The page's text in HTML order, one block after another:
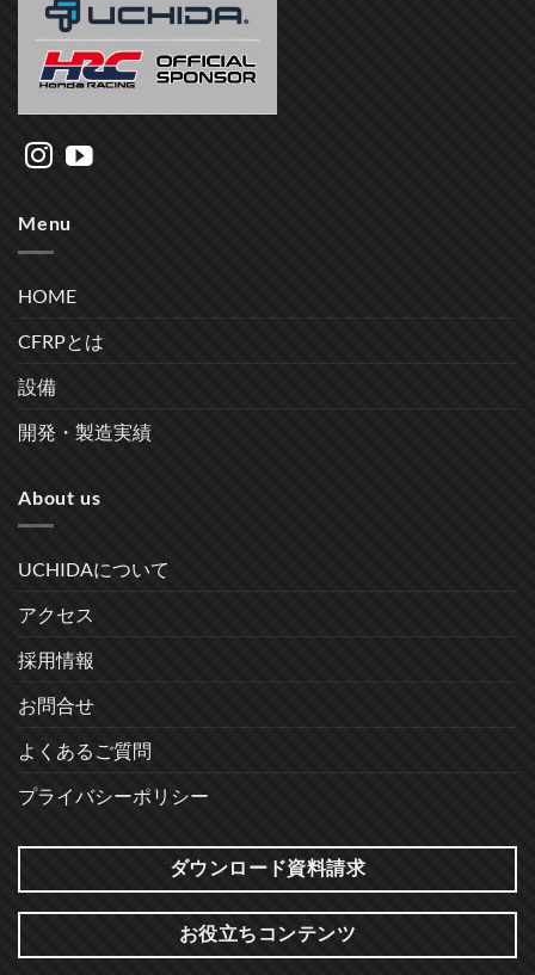
Menu
HOME
CFRPとは
設備
開発・製造実績
About us
UCHIDAについて
アクセス
採用情報
お問合せ
よくあるご質問
プライバシーポリシー
ダウンロード資料請求
お役立ちコンテンツ